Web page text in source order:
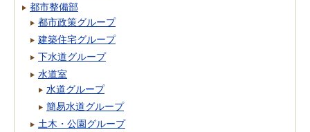
都市整備部
都市政策グループ
建築住宅グループ
下水道グループ
水道室
水道グループ
簡易水道グループ
土木・公園グループ